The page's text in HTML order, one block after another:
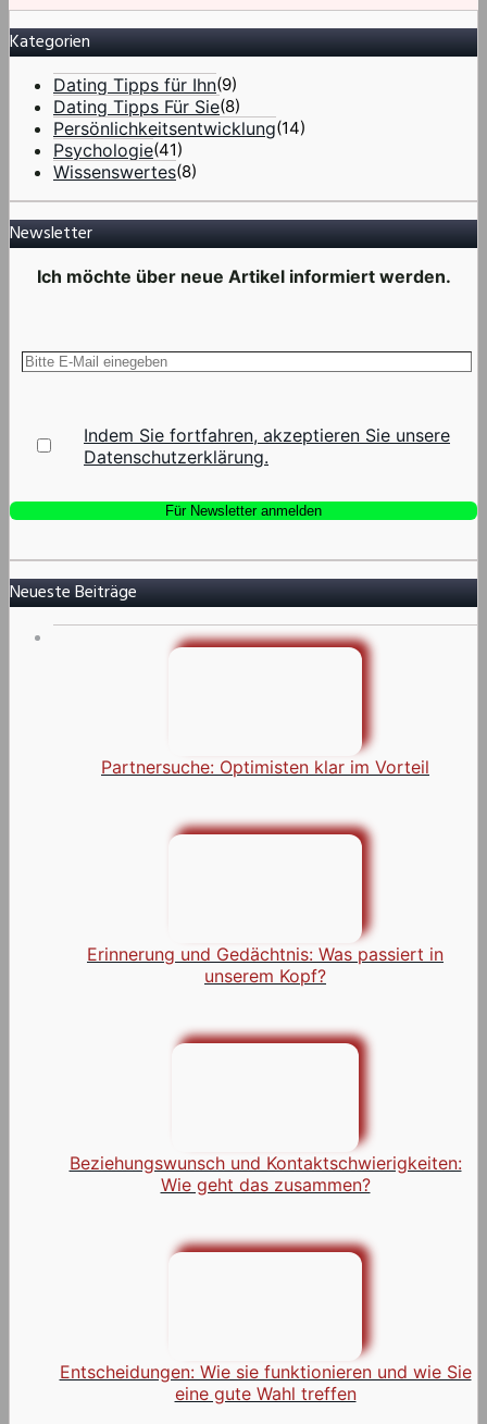
Kategorien
Dating Tipps für Ihn(9)
Dating Tipps Für Sie(8)
Persönlichkeitsentwicklung(14)
Psychologie(41)
Wissenswertes(8)
Newsletter
Ich möchte über neue Artikel informiert werden.
Indem Sie fortfahren, akzeptieren Sie unsere
Datenschutzerklärung.
Neueste Beiträge
Partnersuche: Optimisten klar im Vorteil
Erinnerung und Gedächtnis: Was passiert in
unserem Kopf?
Beziehungswunsch und Kontaktschwierigkeiten:
Wie geht das zusammen?
Entscheidungen: Wie sie funktionieren und wie Sie
eine gute Wahl treffen